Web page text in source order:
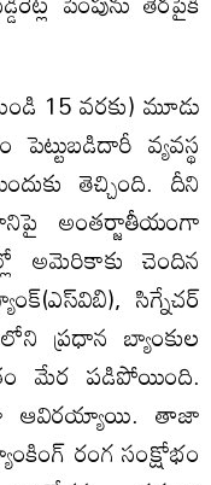
వరకు) మూడు
వ్యవస్థ
తెచ్చింది. దీని
అంతర్జాతీయంగా
అమెరికాకు చెందిన
సిగ్నేచర్‌
ప్రధాన బ్యాంకుల
మేర పడిపోయింది.
ఆవిరయ్యాయి. తాజా
రంగ సంక్షోభం